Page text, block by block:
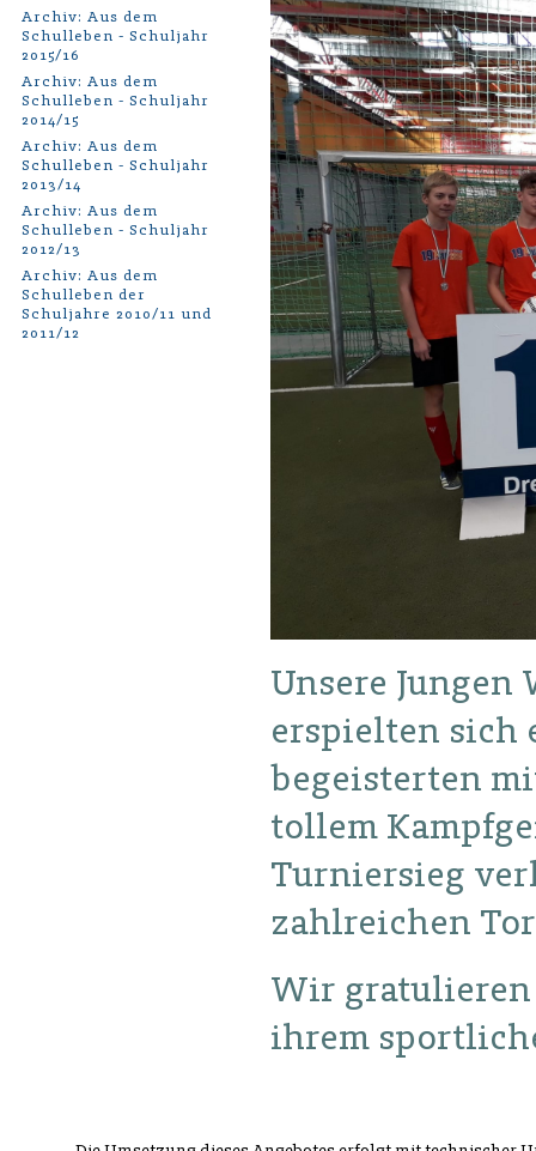
Unsere Jungen
erspielten sich
begeisterten
tollem
Turniersieg
zahlreichen
Wir gratulieren
ihrem
Archiv: Aus dem
Schulleben - Schuljahr
2015/16
Archiv: Aus dem
Schulleben - Schuljahr
2014/15
Archiv: Aus dem
Schulleben - Schuljahr
2013/14
Archiv: Aus dem
Schulleben - Schuljahr
2012/13
Archiv: Aus dem
Schulleben der
Schuljahre 2010/11 und
2011/12